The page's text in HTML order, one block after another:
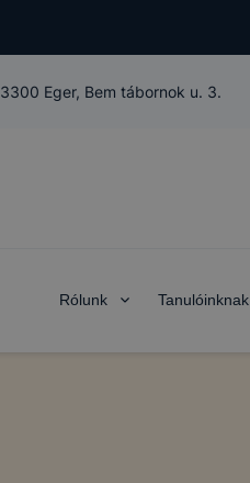
3300 Eger, Bem tábornok u. 3.
Rólunk Tanulóinknak